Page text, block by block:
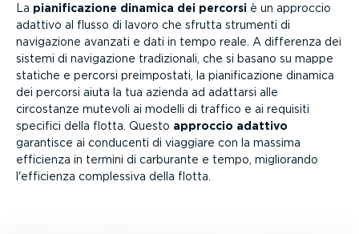
La piani­fi­ca­zione dinamica dei percorsi è un approccio
adattivo al flusso di lavoro che sfrutta strumenti di
navigazione avanzati e dati in tempo reale. A differenza dei
sistemi di navigazione tradi­zionali, che si basano su mappe
statiche e percorsi preim­po­stati, la piani­fi­ca­zione dinamica
dei percorsi aiuta la tua azienda ad adattarsi alle
circostanze mutevoli ai modelli di traffico e ai requisiti
specifici della flotta. Questo approccio adattivo
garantisce ai conducenti di viaggiare con la massima
efficienza in termini di carburante e tempo, migliorando
l'efficienza complessiva della flotta.